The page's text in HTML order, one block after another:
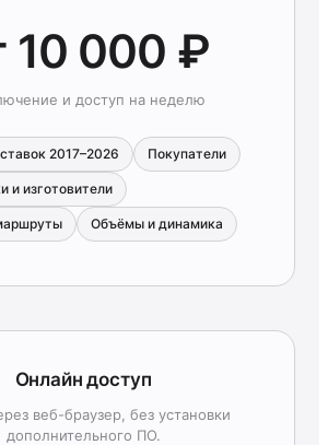
10 000 ₽
и доступ на неделю
2017–2026 Покупатели
и изготовители
Объёмы и динамика
Онлайн доступ
веб-браузер, без установки
дополнительного ПО.